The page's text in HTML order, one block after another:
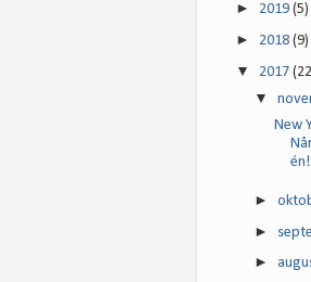
► 2019 (5)
► 2018 (9)
▼ 2017
▼
New
én!
►
►
►